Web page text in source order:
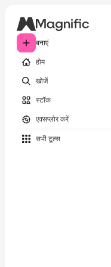
बनाएं
होम
खोजें
स्टॉक
एक्सप्लोर करें
सभी टूल्‍स